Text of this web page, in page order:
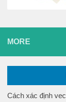
MORE
Cách xác định